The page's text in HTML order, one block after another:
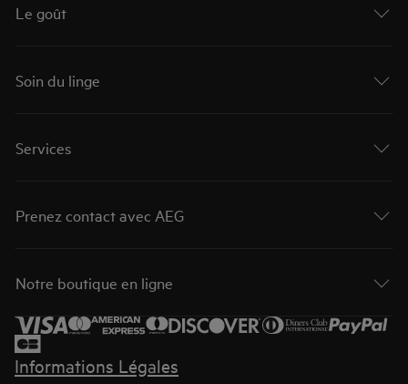
Le goût
Soin du linge
Services
Prenez contact avec AEG
Notre boutique en ligne
Informations Légales